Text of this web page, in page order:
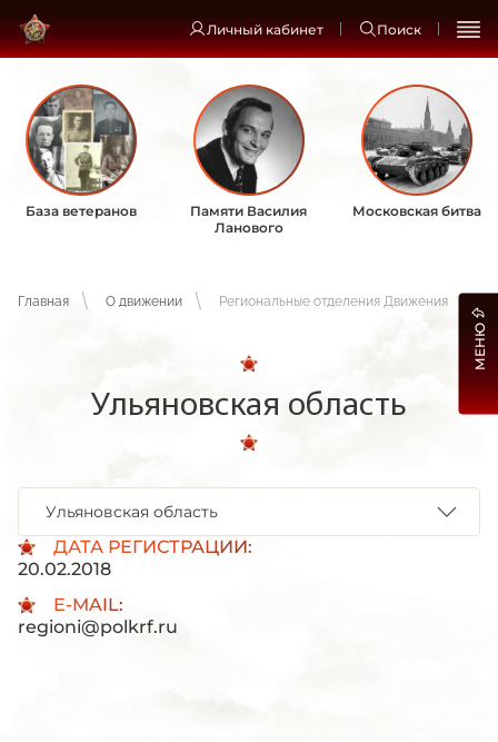
Личный кабинет Поиск
База ветеранов
Памяти Василия
Ланового
Московская битва
Главная О движении Региональные отделения Движения
Ульяновская область
ДАТА РЕГИСТРАЦИИ:
20.02.2018
E-MAIL:
regioni@polkrf.ru
Ульяновская область
МЕНЮ